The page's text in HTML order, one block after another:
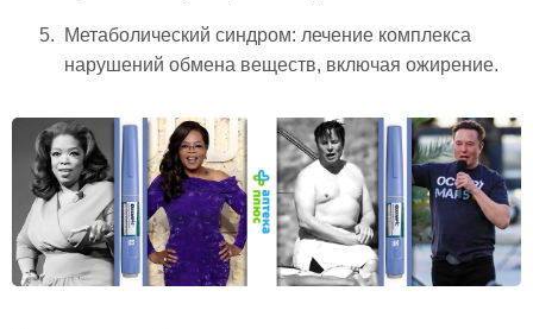
Метаболический синдром: лечение комплекса
нарушений обмена веществ, включая ожирение.